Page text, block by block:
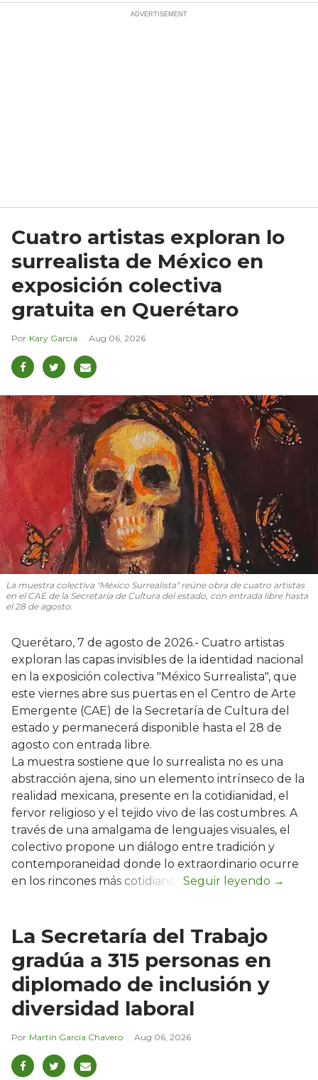
Cuatro artistas exploran lo
surrealista de México en
exposición colectiva
gratuita en Querétaro
Kary García Aug 06, 2026
La muestra colectiva "México Surrealista" reúne obra de cuatro artistas
en el CAE de la Secretaría de Cultura del estado, con entrada libre hasta
el 28 de agosto.
Querétaro, 7 de agosto de 2026.- Cuatro artistas
exploran las capas invisibles de la identidad nacional
en la exposición colectiva "México Surrealista", que
este viernes abre sus puertas en el Centro de Arte
Emergente (CAE) de la Secretaría de Cultura del
estado y permanecerá disponible hasta el 28 de
agosto con entrada libre.
La muestra sostiene que lo surrealista no es una
abstracción ajena, sino un elemento intrínseco de la
realidad mexicana, presente en la cotidianidad, el
fervor religioso y el tejido vivo de las costumbres. A
través de una amalgama de lenguajes visuales, el
colectivo propone un diálogo entre tradición y
contemporaneidad donde lo extraordinario ocurre
en los rincones más cotidianos.
La Secretaría del Trabajo
gradúa a 315 personas en
diplomado de inclusión y
diversidad laboral
Martín García Chavero Aug 06, 2026